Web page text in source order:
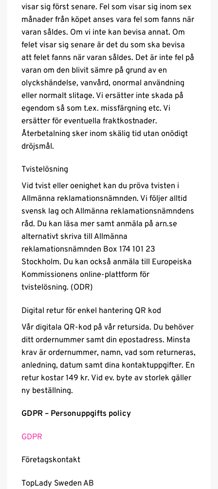
visar sig först senare. Fel som visar sig inom sex
månader från köpet anses vara fel som fanns när
varan såldes. Om vi inte kan bevisa annat. Om
felet visar sig senare är det du som ska bevisa
att felet fanns när varan såldes. Det är inte fel på
varan om den blivit sämre på grund av en
olyckshändelse, vanvård, onormal användning
eller normalt slitage. Vi ersätter inte skada på
egendom så som t.ex. missfärgning etc. Vi
ersätter för eventuella fraktkostnader.
Återbetalning sker inom skälig tid utan onödigt
dröjsmål.
Tvistelösning
Vid tvist eller oenighet kan du pröva tvisten i
Allmänna reklamationsnämnden. Vi följer alltid
svensk lag och Allmänna reklamationsnämndens
råd. Du kan läsa mer samt anmäla på arn.se
alternativt skriva till Allmänna
reklamationsnämnden Box 174 101 23
Stockholm. Du kan också anmäla till Europeiska
Kommissionens online-plattform för
tvistelösning. (ODR)
Digital retur för enkel hantering QR kod
Vår digitala QR-kod på vår retursida. Du behöver
ditt ordernummer samt din epostadress. Minsta
krav är ordernummer, namn, vad som returneras,
anledning, datum samt dina kontaktuppgifter. En
retur kostar 149 kr. Vid ev. byte av storlek gäller
ny beställning.
GDPR – Personuppgifts policy
GDPR
Företagskontakt
TopLady Sweden AB